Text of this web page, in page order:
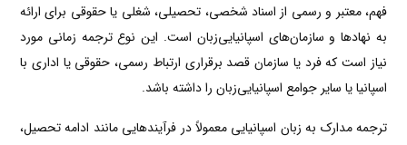
فهم، معتبر و رسمی از اسناد شخصی، تحصیلی، شغلی یا حقوقی برای ارائه
به نهادها و سازمان‌های اسپانیایی‌زبان است. این نوع ترجمه زمانی مورد
نیاز است که فرد یا سازمان قصد برقراری ارتباط رسمی، حقوقی یا اداری با
اسپانیا یا سایر جوامع اسپانیایی‌زبان را داشته باشد.
ترجمه مدارک به زبان اسپانیایی معمولاً در فرآیندهایی مانند ادامه تحصیل،